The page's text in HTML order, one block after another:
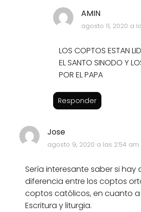
AMIN
agosto 11, 2020 a
LOS COPTOS ESTAN
EL SANTO SINODO Y
POR EL PAPA
Responder
Jose
agosto 9, 2020 a las 2:54 am
Sería interesante saber si hay
diferencia entre los coptos
coptos católicos, en cuanto
Escritura y liturgia.